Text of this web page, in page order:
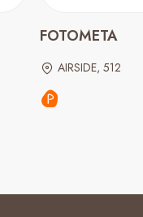
FOTOMETA
AIRSIDE, 512